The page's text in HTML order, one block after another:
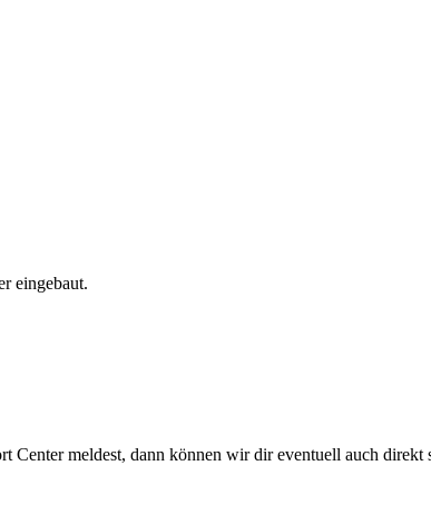
eingebaut.
meldest, dann können wir dir eventuell auch